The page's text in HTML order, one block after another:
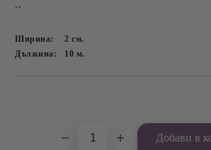
..
Ширина: 2см.
Дължина:
10 м.